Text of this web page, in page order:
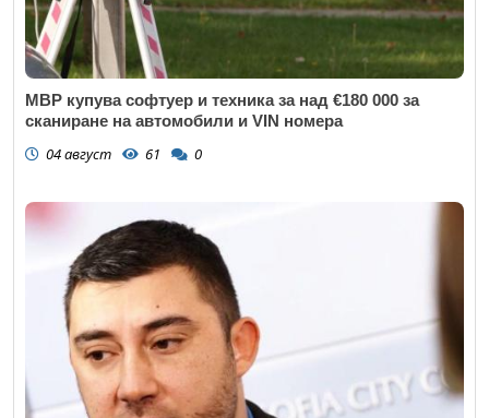
МВР купува софтуер и техника за над €180 000 за
сканиране на автомобили и VIN номера
04 август 61 0